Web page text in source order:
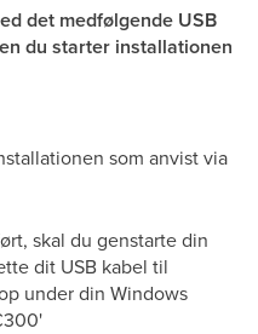
det medfølgende USB
du starter installationen
som anvist via
skal du genstarte din
dit USB kabel til
under din Windows